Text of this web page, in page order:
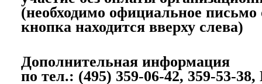
(необходимо официальное письмо
кнопка находится вверху слева)
Дополнительная информация
по тел.: (495) 359-06-42, 359-53-38,